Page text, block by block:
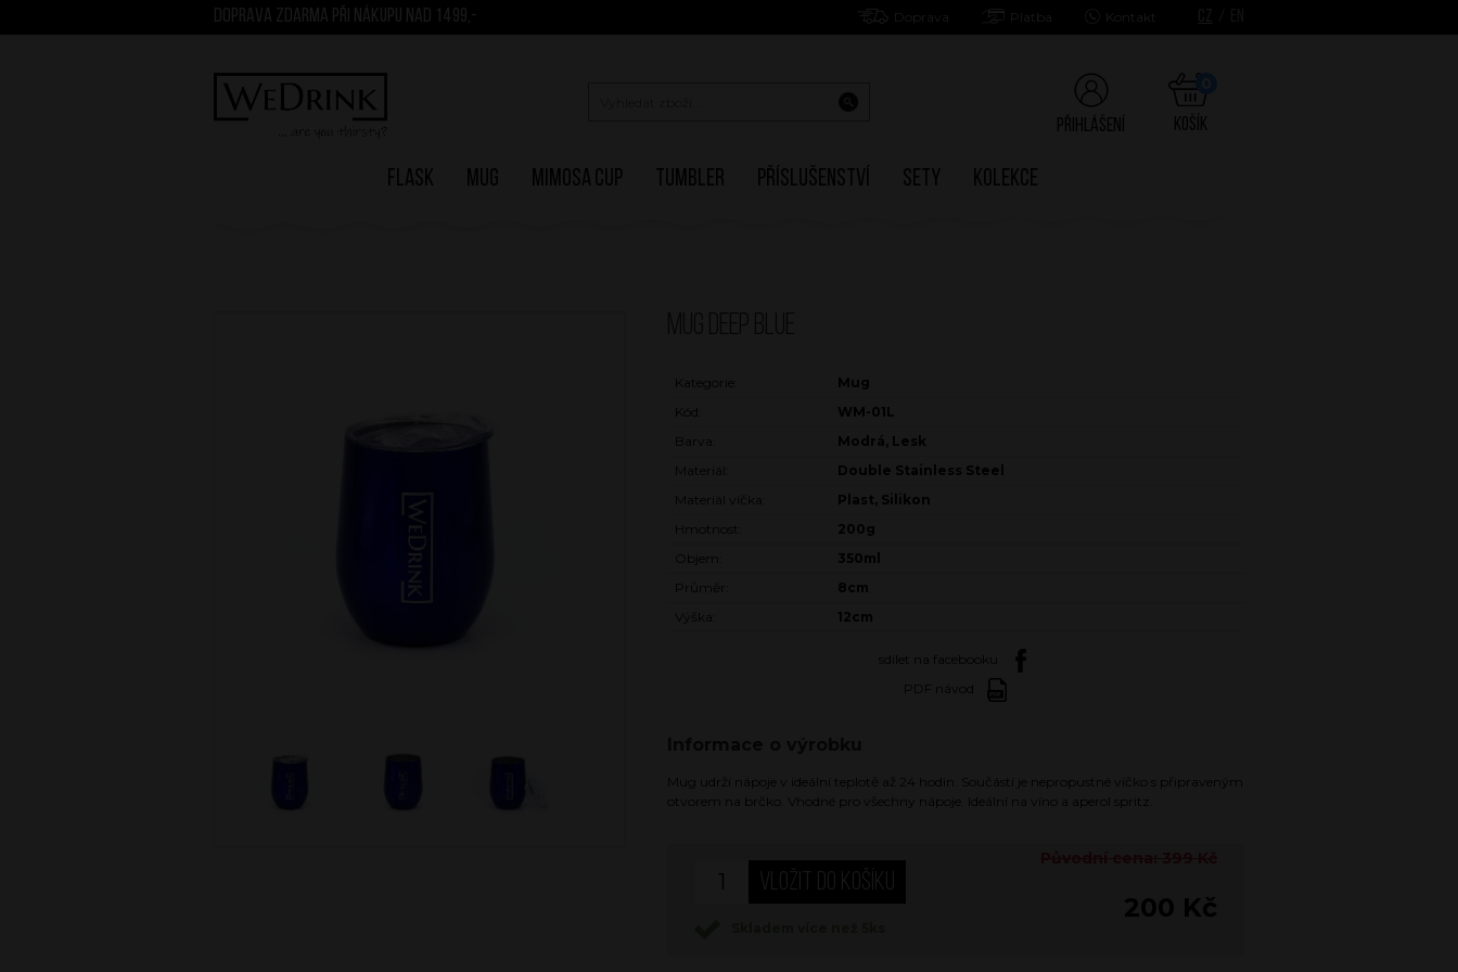
DOPRAVA ZDARMA PŘI NÁKUPU NAD 1499,- Doprava Platba Kontakt
Flask Mug Mimosa Cup Tumbler Příslušenství Sety Kolekce
Přihlášení Košík
Kategorie:
Mug
Kód:
WM-01L
Barva:
Modrá, Lesk
Materiál:
Double Stainless Steel
Materiál víčka:
Plast, Silikon
Hmotnost:
200g
Objem:
350ml
Průměr:
8cm
Výška:
12cm
sdílet na facebooku
PDF návod
Mug udrží nápoje v ideální teplotě až 24 hodin. Součástí je nepropustné víčko s připraveným
otvorem na brčko. Vhodné pro všechny nápoje. Ideální na víno a aperol spritz.